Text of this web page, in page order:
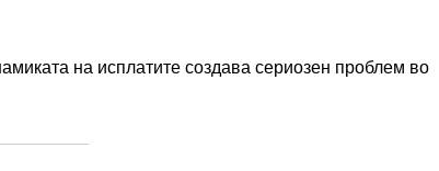
на исплатите создава сериозен проблем во